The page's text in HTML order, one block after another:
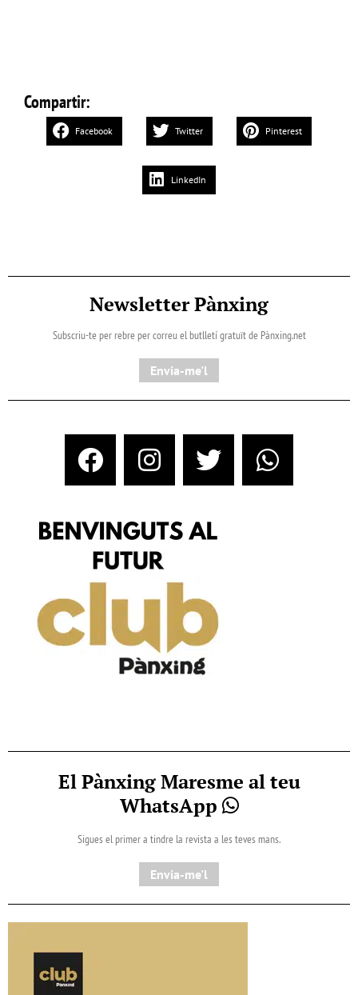
Compartir:
Facebook Twitter Pinterest
LinkedIn
Newsletter Pànxing
Subscriu-te per rebre per correu el butlletí gratuït de Pànxing.net​
Envia-me'l
El Pànxing Maresme al teu
WhatsApp
Sigues el primer a tindre la revista a les teves mans.
Envia-me'l